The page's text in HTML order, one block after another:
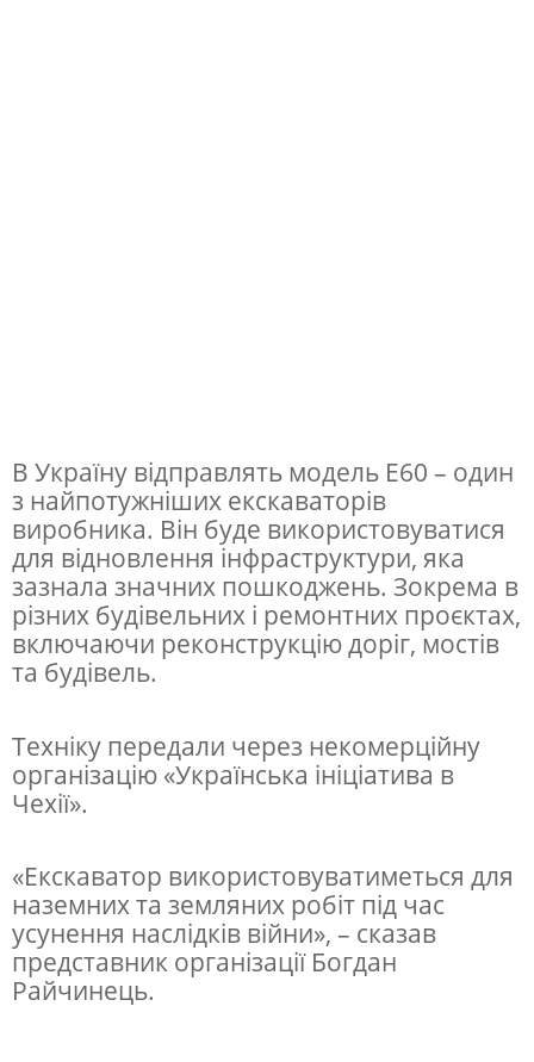
и
ц
т
в
о
м
Ч
е
х
ї
п
е
р
В Україну відправлять модель E60 – один
з найпотужніших екскаваторів
виробника. Він буде використовуватися
для відновлення інфраструктури, яка
зазнала значних пошкоджень. Зокрема в
різних будівельних і ремонтних проєктах,
включаючи реконструкцію доріг, мостів
та будівель.
Техніку передали через некомерційну
організацію «Українська ініціатива в
Чехії».
«Екскаватор використовуватиметься для
наземних та земляних робіт під час
усунення наслідків війни», – сказав
представник організації Богдан
Райчинець.